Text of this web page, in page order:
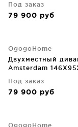
Под заказ
79 900 руб
OgogoHome
Двухместный
Amsterdam
Под заказ
79 900 руб
OgogoHome